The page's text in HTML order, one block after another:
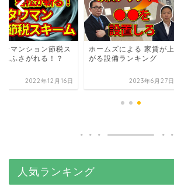
ーマンション節税ス
ムふさがれる！？
2022年12月16日
ホームズによる 家賃が上
がる設備ランキング
2023年6月27日
人気ランキング